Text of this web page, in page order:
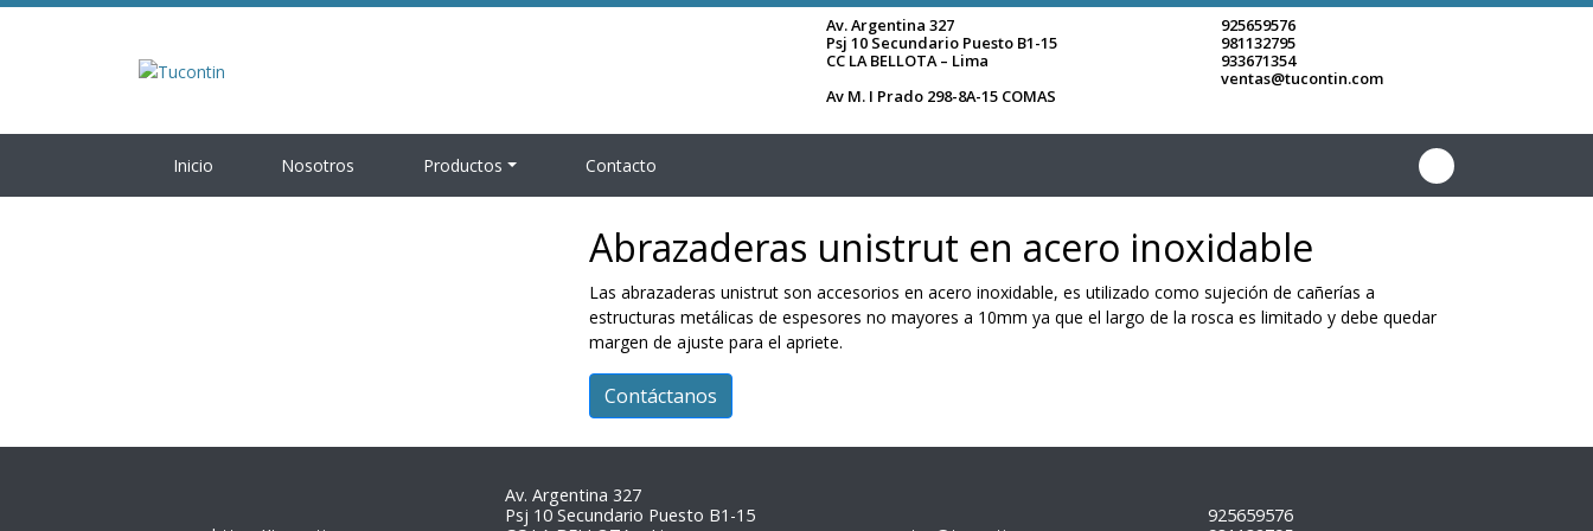
Av. Argentina 327
Psj 10 Secundario Puesto B1-15
CC LA BELLOTA – Lima
Av M. I Prado 298-8A-15 COMAS
925659576
981132795
933671354
ventas@tucontin.com
Inicio Nosotros Productos Contacto
Abrazaderas unistrut en acero inoxidable
Las abrazaderas unistrut son accesorios en acero inoxidable, es utilizado como sujeción de cañerías a
estructuras metálicas de espesores no mayores a 10mm ya que el largo de la rosca es limitado y debe quedar
margen de ajuste para el apriete.
Contáctanos
Av. Argentina 327
Psj 10 Secundario Puesto B1-15
925659576